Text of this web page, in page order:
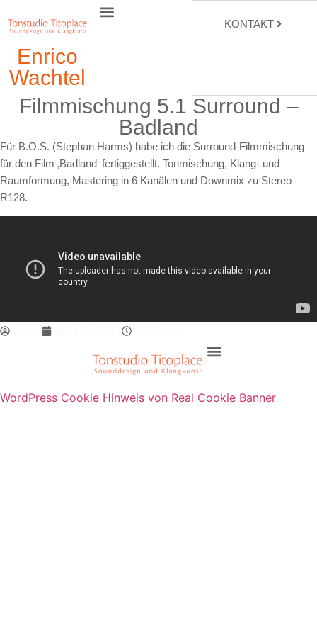
Enrico
Wachtel
KONTAKT
Filmmischung 5.1 Surround –
Badland
Für B.O.S. (Stephan Harms) habe ich die Surround-Filmmischung
für den Film ‚Badland‘ fertiggestellt. Tonmischung, Klang- und
Raumformung, Mastering in 6 Kanälen und Downmix zu Stereo
R128.
WordPress Cookie Hinweis von Real Cookie Banner